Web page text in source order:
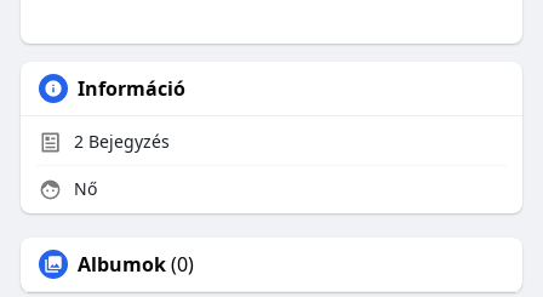
Információ
2Bejegyzés
Nő
Albumok(0)